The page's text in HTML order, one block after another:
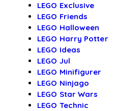
LEGO Exclusive
LEGO Friends
LEGO Halloween
LEGO Harry Potter
LEGO Ideas
LEGO Jul
LEGO Minifigurer
LEGO Ninjago
LEGO Star Wars
LEGO Technic